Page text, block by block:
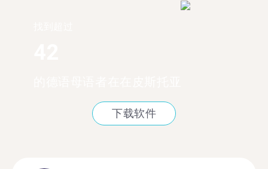
下载软件